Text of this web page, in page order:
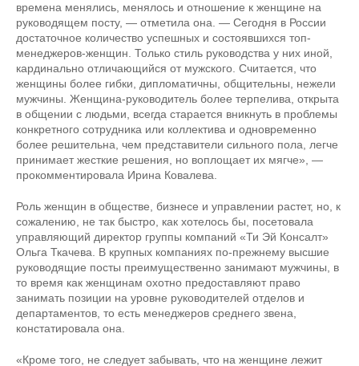
времена менялись, менялось и отношение к женщине на
руководящем посту, — отметила она. — Сегодня в России
достаточное количество успешных и состоявшихся топ-
менеджеров-женщин. Только стиль руководства у них иной,
кардинально отличающийся от мужского. Считается, что
женщины более гибки, дипломатичны, общительны, нежели
мужчины. Женщина-руководитель более терпелива, открыта
в общении с людьми, всегда старается вникнуть в проблемы
конкретного сотрудника или коллектива и одновременно
более решительна, чем представители сильного пола, легче
принимает жесткие решения, но воплощает их мягче», —
прокомментировала Ирина Ковалева.
Роль женщин в обществе, бизнесе и управлении растет, но, к
сожалению, не так быстро, как хотелось бы, посетовала
управляющий директор группы компаний «Ти Эй Консалт»
Ольга Ткачева. В крупных компаниях по-прежнему высшие
руководящие посты преимущественно занимают мужчины, в
то время как женщинам охотно предоставляют право
занимать позиции на уровне руководителей отделов и
департаментов, то есть менеджеров среднего звена,
констатировала она.
«Кроме того, не следует забывать, что на женщине лежит